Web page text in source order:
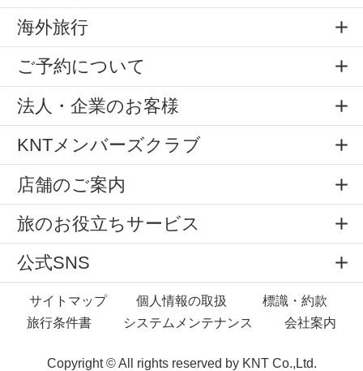
海外旅行
ご予約について
法人・企業のお客様
KNTメンバーズクラブ
店舗のご案内
旅のお役立ちサービス
公式SNS
サイトマップ 個人情報の取扱
標識・約款
旅行条件書
システムメンテナンス 会社案内
Copyright © All rights reserved by KNT Co.,Ltd.